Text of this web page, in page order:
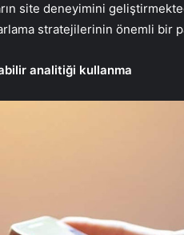
site deneyimini
stratejilerinin önemli bir
analitiği kullanma